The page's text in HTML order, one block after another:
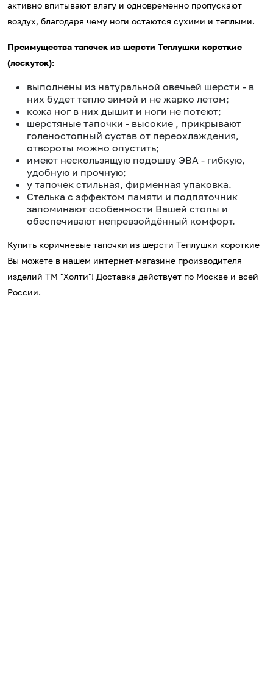
активно впитывают влагу и одновременно пропускают
воздух, благодаря чему ноги остаются сухими и теплыми.
Преимущества тапочек из шерсти Теплушки короткие
(лоскуток):
выполнены из натуральной овечьей шерсти - в
них будет тепло зимой и не жарко летом;
кожа ног в них дышит и ноги не потеют;
шерстяные тапочки - высокие , прикрывают
голеностопный сустав от переохлаждения,
отвороты можно опустить;
имеют нескользящую подошву ЭВА - гибкую,
удобную и прочную;
у тапочек стильная, фирменная упаковка.
Стелька с эффектом памяти и подпяточник
запоминают особенности Вашей стопы и
обеспечивают непревзойдённый комфорт.
Купить коричневые тапочки из шерсти Теплушки короткие
Вы можете в нашем интернет-магазине производителя
изделий ТМ "Холти"! Доставка действует по Москве и всей
России.